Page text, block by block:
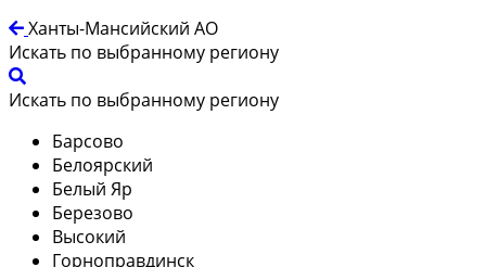
Ханты-Мансийский АО
Искать по выбранному региону
Искать по выбранному региону
Барсово
Белоярский
Белый Яр
Березово
Высокий
Горноправдинск